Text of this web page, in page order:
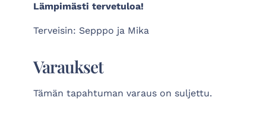
Lämpimästi tervetuloa!
Terveisin: Sepppo ja Mika
Varaukset
Tämän tapahtuman varaus on suljettu.